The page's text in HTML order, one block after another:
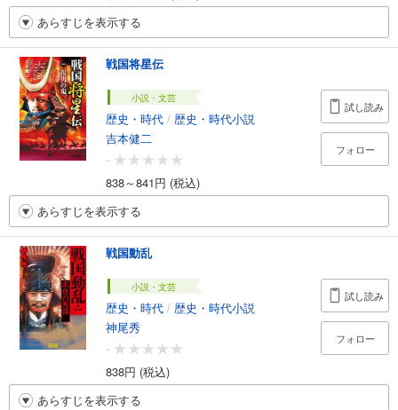
あらすじを表示する
戦国将星伝
小説・文芸
歴史・時代 / 歴史・時代小説
吉本健二
-
838～841円 (税込)
試し読み
フォロー
あらすじを表示する
戦国動乱
小説・文芸
歴史・時代 / 歴史・時代小説
神尾秀
-
838円 (税込)
試し読み
フォロー
あらすじを表示する